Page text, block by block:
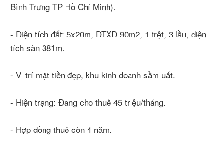
Bình Trưng TP Hồ Chí Minh).
- Diện tích đất: 5x20m, DTXD 90m2, 1 trệt, 3 lầu, diện
tích sàn 381m.
- Vị trí mặt tiền đẹp, khu kinh doanh sầm uất.
- Hiện trạng: Đang cho thuê 45 triệu/tháng.
- Hợp đồng thuê còn 4 năm.